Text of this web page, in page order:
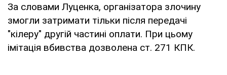
За словами Луценка, організатора злочину
змогли затримати тільки після передачі
"кілеру" другій частині оплати. При цьому
імітація вбивства дозволена ст. 271 КПК.